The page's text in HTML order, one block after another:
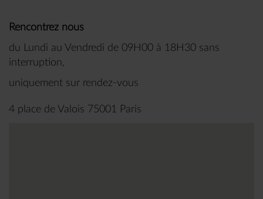
Rencontrez nous
du Lundi au Vendredi de 09H00 à 18H30 sans
interruption,
uniquement sur rendez-vous
4 place de Valois 75001 Paris